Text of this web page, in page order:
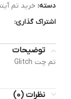
دسته: خرید تم
اشتراک گذاری:
توضیحات
تم چت Glitch
نظرات (0)